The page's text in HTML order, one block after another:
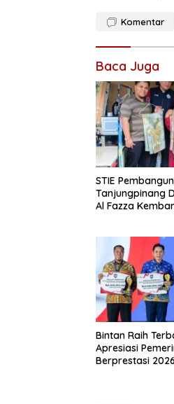
Komentar
Baca Juga
STIE
Tanjungpinang
Al Fazza
Bintan Raih
Apresiasi
Berprestasi 2026